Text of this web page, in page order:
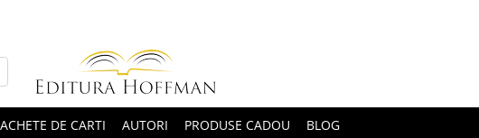
DE CARTI AUTORI PRODUSE CADOU BLOG